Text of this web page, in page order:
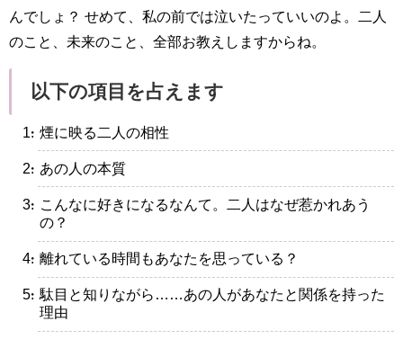
んでしょ？ せめて、私の前では泣いたっていいのよ。二人
のこと、未来のこと、全部お教えしますからね。
以下の項目を占えます
・煙に映る二人の相性
・あの人の本質
・こんなに好きになるなんて。二人はなぜ惹かれあう
の？
・離れている時間もあなたを思っている？
・駄目と知りながら……あの人があなたと関係を持った
理由